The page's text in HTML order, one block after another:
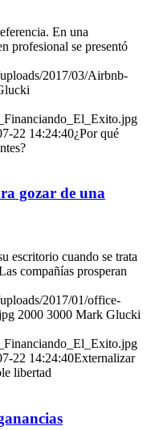
En una
profesional se presentó
2017/03/Airbnb-
22 14:24:40¿Por qué
gozar de una
escritorio cuando se trata
compañías prosperan
2017/01/office-
2000 3000 Mark Glucki
22 14:24:40Externalizar
libertad